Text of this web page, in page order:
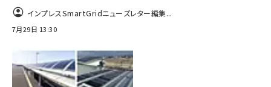
インプレスSmartGridニューズレター編集...
7月29日 13:30